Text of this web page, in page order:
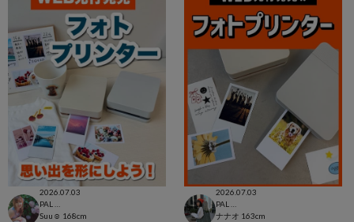
2026.07.03
Suu☺︎ 168cm
2026.07.03
ナナオ 163cm